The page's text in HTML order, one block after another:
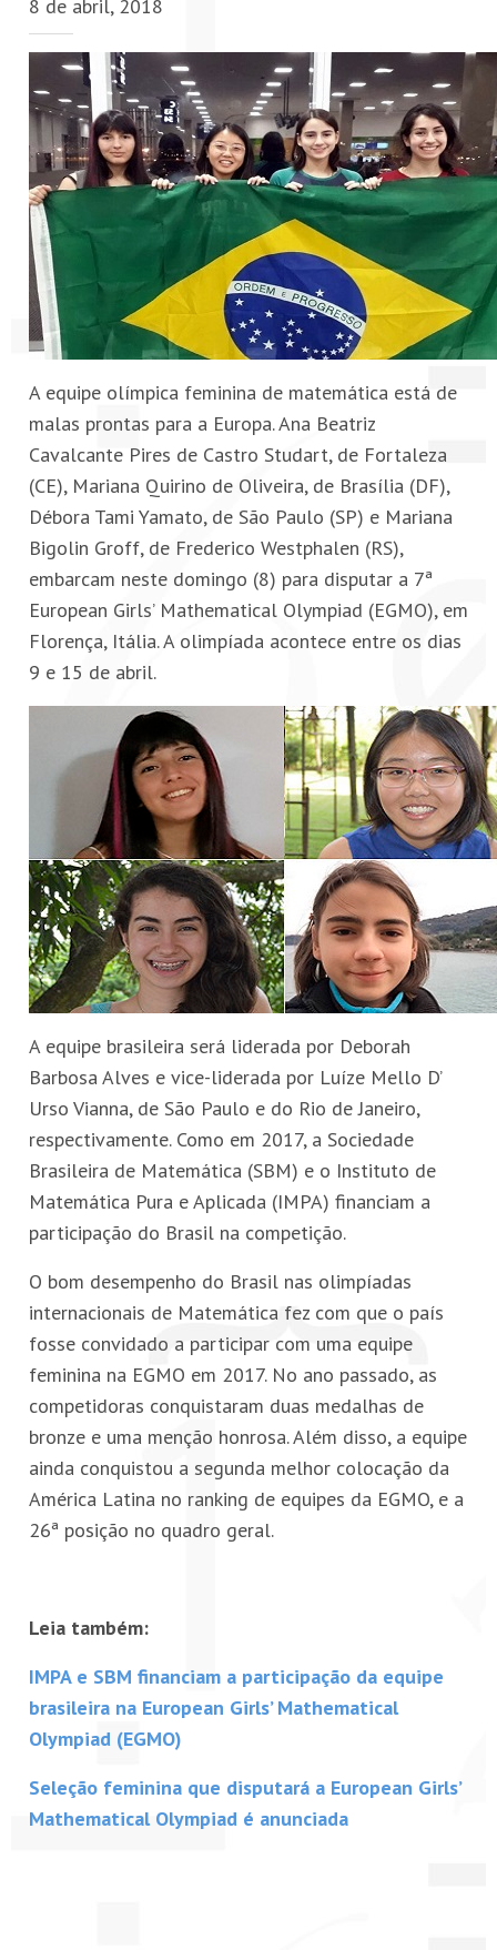
CONTATO
ÁREA RESTRITA
8 de abril, 2018
A equipe olímpica feminina de matemática está de
malas prontas para a Europa. Ana Beatriz
Cavalcante Pires de Castro Studart, de Fortaleza
(CE), Mariana Quirino de Oliveira, de Brasília (DF),
Débora Tami Yamato, de São Paulo (SP) e Mariana
Bigolin Groff, de Frederico Westphalen (RS),
embarcam neste domingo (8) para disputar a 7ª
European Girls’ Mathematical Olympiad (EGMO), em
Florença, Itália. A olimpíada acontece entre os dias
9 e 15 de abril.
A equipe brasileira será liderada por Deborah
Barbosa Alves e vice-liderada por Luíze Mello D’
Urso Vianna, de São Paulo e do Rio de Janeiro,
respectivamente. Como em 2017, a Sociedade
Brasileira de Matemática (SBM) e o Instituto de
Matemática Pura e Aplicada (IMPA) financiam a
participação do Brasil na competição.
O bom desempenho do Brasil nas olimpíadas
internacionais de Matemática fez com que o país
fosse convidado a participar com uma equipe
feminina na EGMO em 2017. No ano passado, as
competidoras conquistaram duas medalhas de
bronze e uma menção honrosa. Além disso, a equipe
ainda conquistou a segunda melhor colocação da
América Latina no ranking de equipes da EGMO, e a
26ª posição no quadro geral.
Leia também:
IMPA e SBM financiam a participação da equipe
brasileira na European Girls’ Mathematical
Olympiad (EGMO)
Seleção feminina que disputará a European Girls’
Mathematical Olympiad é anunciada